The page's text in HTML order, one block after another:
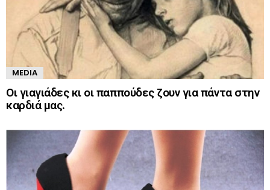
MEDIA
Οι γιαγιάδες κι οι παππούδες ζουν για πάντα στην
καρδιά μας.